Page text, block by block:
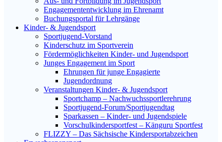
Engagemententwicklung im Ehrenamt
Buchungsportal für Lehrgänge
Kinder- & Jugendsport
Sportjugend-Vorstand
Kinderschutz im Sportverein
Fördermöglichkeiten Kinder- und Jugendsport
Junges Engagement im Sport
Ehrungen für junge Engagierte
Jugendordnung
Veranstaltungen Kinder- & Jugendsport
Sportchamp – Nach­wuchs­sportler­ehrung
Sportjugend-Forum/Sport­jugend­tag
Sparkassen – Kinder- und Jugendspiele
Vorschulkindersportfest – Känguru Sportfest
FLIZZY – Das Sächsische Kindersportabzeichen